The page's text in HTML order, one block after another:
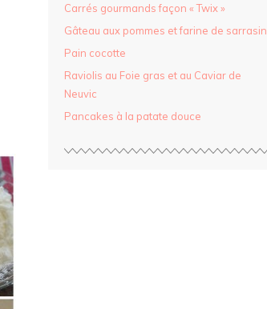
Carrés gourmands façon « Twix »
Gâteau aux pommes et farine de sarrasin
Pain cocotte
Raviolis au Foie gras et au Caviar de
Neuvic
Pancakes à la patate douce